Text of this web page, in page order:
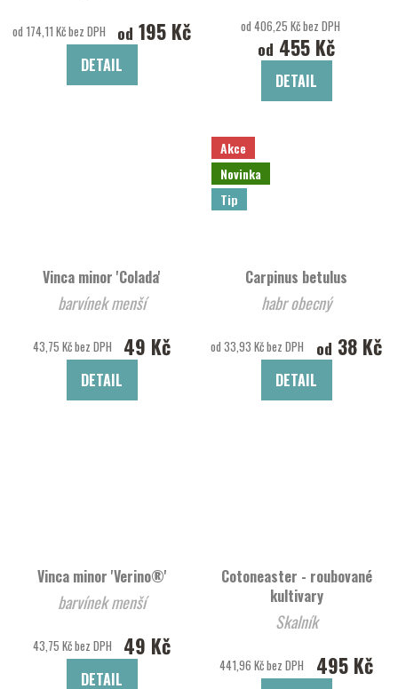
od 174,11 Kč bez DPH od 195 Kč
DETAIL
od 406,25 Kč bez DPH
od 455 Kč
DETAIL
Vinca minor 'Colada'
barvínek menší
43,75 Kč bez DPH 49 Kč
DETAIL
Akce
Novinka
Tip
Carpinus betulus
habr obecný
od 33,93 Kč bez DPH od 38 Kč
DETAIL
Vinca minor 'Verino®'
barvínek menší
43,75 Kč bez DPH 49 Kč
DETAIL
Cotoneaster - roubované
kultivary
Skalník
441,96 Kč bez DPH 495 Kč